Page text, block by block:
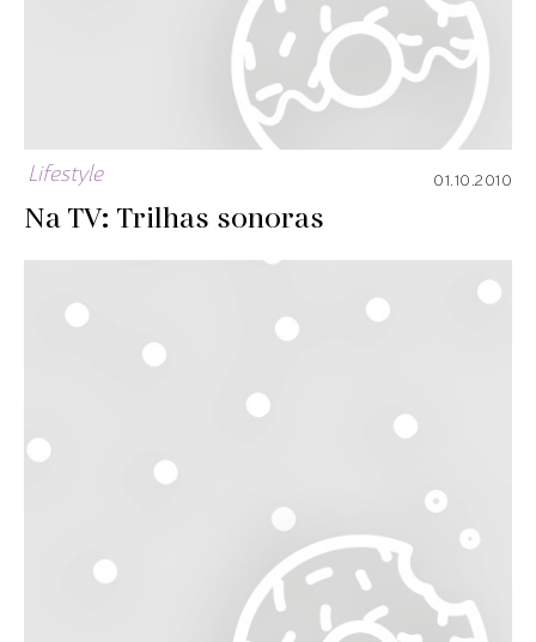
Lifestyle 01.10.2010
Na TV: Trilhas sonoras